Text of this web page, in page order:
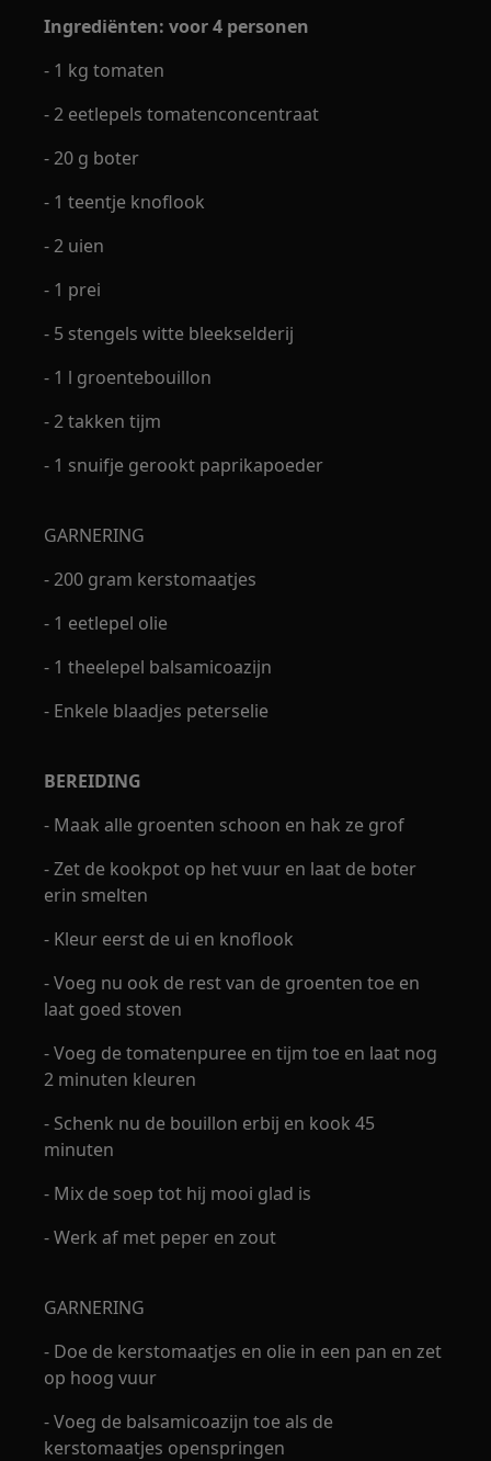
Ingrediënten: voor 4 personen
- 1 kg tomaten
- 2 eetlepels tomatenconcentraat
- 20 g boter
- 1 teentje knoflook
- 2 uien
- 1 prei
- 5 stengels witte bleekselderij
- 1 l groentebouillon
- 2 takken tijm
- 1 snuifje gerookt paprikapoeder
GARNERING
- 200 gram kerstomaatjes
- 1 eetlepel olie
- 1 theelepel balsamicoazijn
- Enkele blaadjes peterselie
BEREIDING
- Maak alle groenten schoon en hak ze grof
- Zet de kookpot op het vuur en laat de boter
erin smelten
- Kleur eerst de ui en knoflook
- Voeg nu ook de rest van de groenten toe en
laat goed stoven
- Voeg de tomatenpuree en tijm toe en laat nog
2 minuten kleuren
- Schenk nu de bouillon erbij en kook 45
minuten
- Mix de soep tot hij mooi glad is
- Werk af met peper en zout
GARNERING
- Doe de kerstomaatjes en olie in een pan en zet
op hoog vuur
- Voeg de balsamicoazijn toe als de
kerstomaatjes openspringen